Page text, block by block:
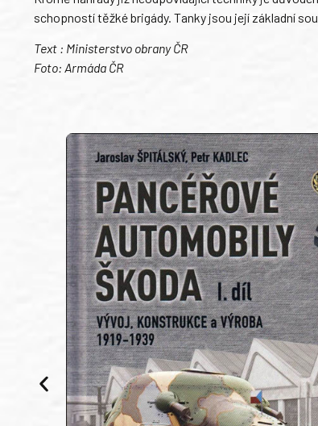
schopností těžké brigády. Tanky jsou její základní
Text : Ministerstvo obrany ČR
Foto: Armáda ČR